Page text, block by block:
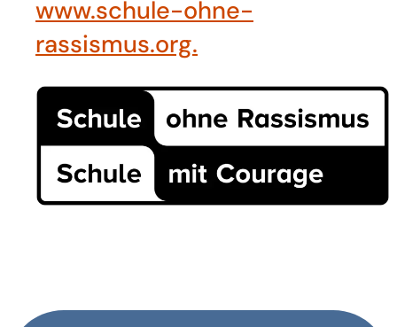
www.schule-ohne-
rassismus.org.